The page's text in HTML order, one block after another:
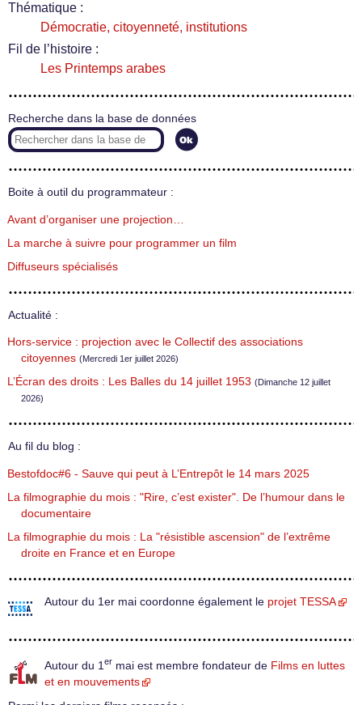
Thématique :
Démocratie, citoyenneté, institutions
Fil de l’histoire :
Les Printemps arabes
Recherche dans la base de données
Boite à outil du programmateur :
Avant d’organiser une projection…
La marche à suivre pour programmer un film
Diffuseurs spécialisés
Actualité :
Hors-service : projection avec le Collectif des associations
citoyennes (Mercredi 1er juillet 2026)
L’Écran des droits : Les Balles du 14 juillet 1953 (Dimanche 12 juillet
2026)
Au fil du blog :
Bestofdoc#6 - Sauve qui peut à L’Entrepôt le 14 mars 2025
La filmographie du mois : "Rire, c’est exister". De l’humour dans le
documentaire
La filmographie du mois : La "résistible ascension" de l’extrême
droite en France et en Europe
Autour du 1er mai coordonne également le projet TESSA
Autour du 1 er mai est membre fondateur de Films en luttes
et en mouvements